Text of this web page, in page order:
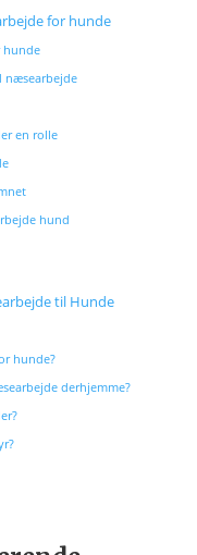
for hunde
hunde
næsearbejde
en rolle
hund
til Hunde
hunde?
derhjemme?